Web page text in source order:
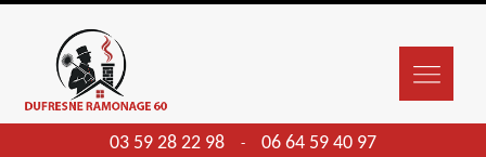
03 59 28 22 98 - 06 64 59 40 97